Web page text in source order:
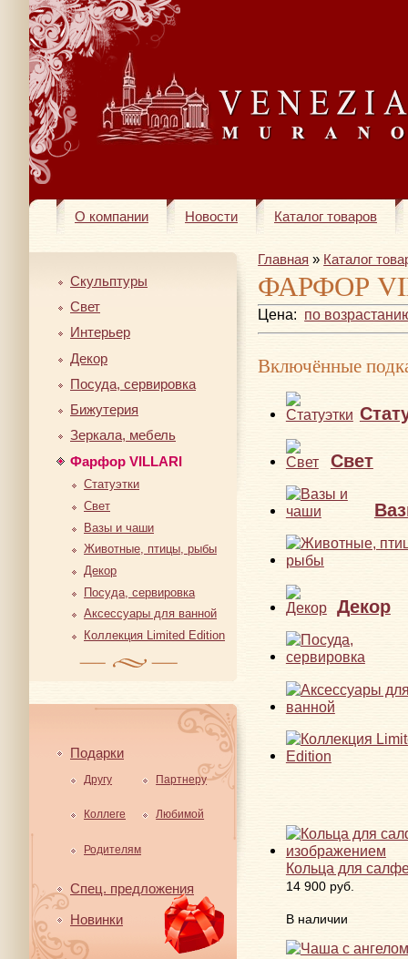
О компании Новости Каталог товаров
Скульптуры
Свет
Интерьер
Декор
Посуда, сервировка
Бижутерия
Зеркала, мебель
Фарфор VILLARI
Статуэтки
Свет
Вазы и чаши
Животные, птицы, рыбы
Декор
Посуда, сервировка
Аксессуары для ванной
Коллекция Limited Edition
Подарки
Другу Партнеру
Коллеге Любимой
Родителям
Спец. предложения
Новинки
Главная » Каталог
ФАРФОР
Цена: по
Включённые
Свет
Декор
Кольца для
14 900 руб.
В наличии